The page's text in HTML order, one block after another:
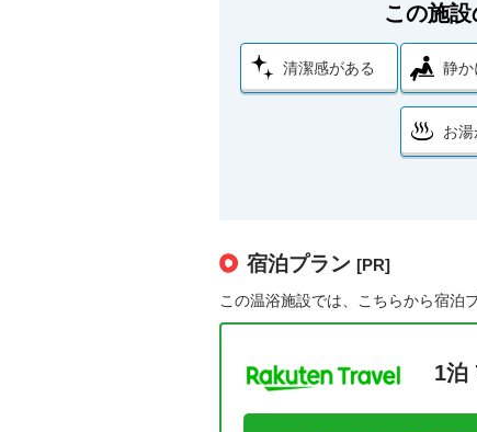
この施
清潔感がある 静か
お
宿泊プラン [PR]
この温浴施設では、こちらから宿泊
1泊